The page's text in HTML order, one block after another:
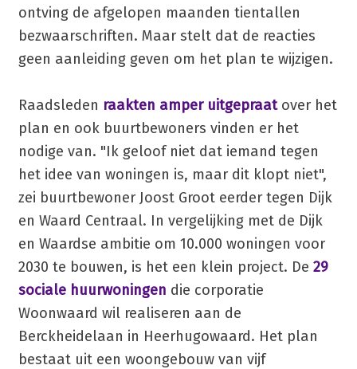
ontving de afgelopen maanden tientallen
bezwaarschriften. Maar stelt dat de reacties
geen aanleiding geven om het plan te wijzigen.
Raadsleden raakten amper uitgepraatover het
plan en ook buurtbewoners vinden er het
nodige van. "Ik geloof niet dat iemand tegen
het idee van woningen is, maar dit klopt niet",
zei buurtbewoner Joost Groot eerder tegen Dijk
en Waard Centraal. In vergelijking met de Dijk
en Waardse ambitie om 10.000 woningen voor
2030 te bouwen, is het een klein project. De 29
sociale huurwoningen die corporatie
Woonwaard wil realiseren aan de
Berckheidelaan in Heerhugowaard. Het plan
bestaat uit een woongebouw van vijf